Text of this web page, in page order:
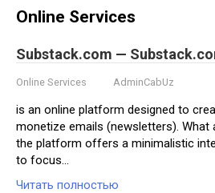
Online Services
Substack.com —
Online Services AdminCabUz
is an online platform designed to
monetize emails (newsletters). What
the platform offers a minimalistic
to focus…
Читать полностью